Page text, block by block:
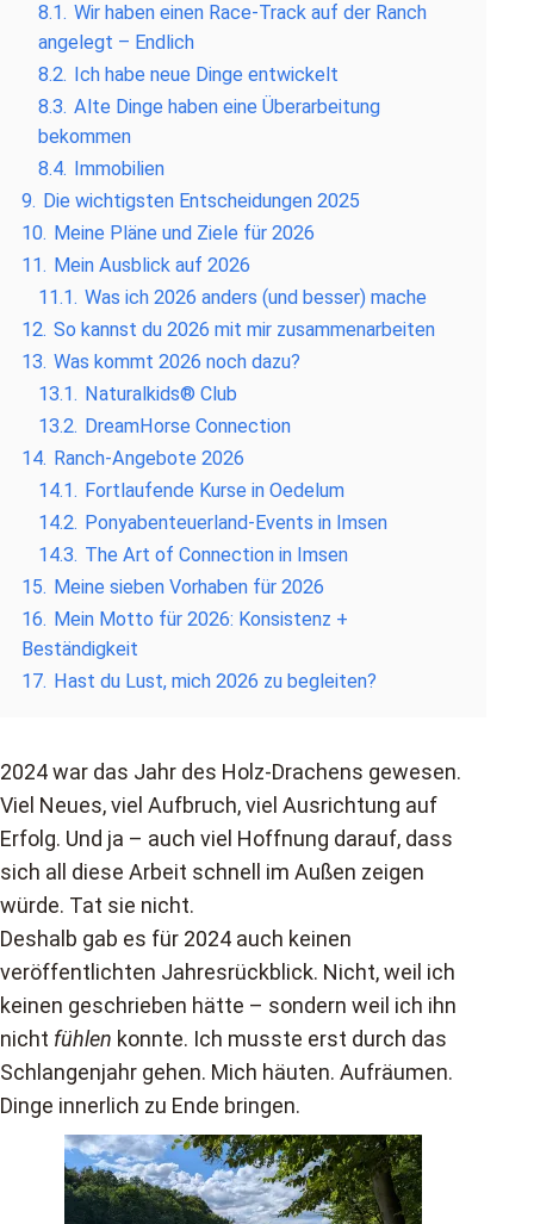
8.1. Wir haben einen Race-Track auf der Ranch
angelegt – Endlich
8.2.
Ich habe neue Dinge entwickelt
8.3. Alte Dinge haben eine Überarbeitung
bekommen
8.4.
Immobilien
9. Die wichtigsten Entscheidungen 2025
10. Meine Pläne und Ziele für 2026
11. Mein Ausblick auf 2026
11.1. Was ich 2026 anders (und besser) mache
12. So kannst du 2026 mit mir zusammenarbeiten
13. Was kommt 2026 noch dazu?
13.1. Naturalkids® Club
13.2. DreamHorse Connection
14. Ranch-Angebote 2026
14.1. Fortlaufende Kurse in Oedelum
14.2. Ponyabenteuerland-Events in Imsen
14.3. The Art of Connection in Imsen
15. Meine sieben Vorhaben für 2026
16. Mein Motto für 2026: Konsistenz +
Beständigkeit
17. Hast du Lust, mich 2026 zu begleiten?
2024 war das Jahr des Holz-Drachens gewesen.
Viel Neues, viel Aufbruch, viel Ausrichtung auf
Erfolg. Und ja – auch viel Hoffnung darauf, dass
sich all diese Arbeit schnell im Außen zeigen
würde. Tat sie nicht.
Deshalb gab es für 2024 auch keinen
veröffentlichten Jahresrückblick. Nicht, weil ich
keinen geschrieben hätte – sondern weil ich ihn
nicht fühlen konnte. Ich musste erst durch das
Schlangenjahr gehen. Mich häuten. Aufräumen.
Dinge innerlich zu Ende bringen.